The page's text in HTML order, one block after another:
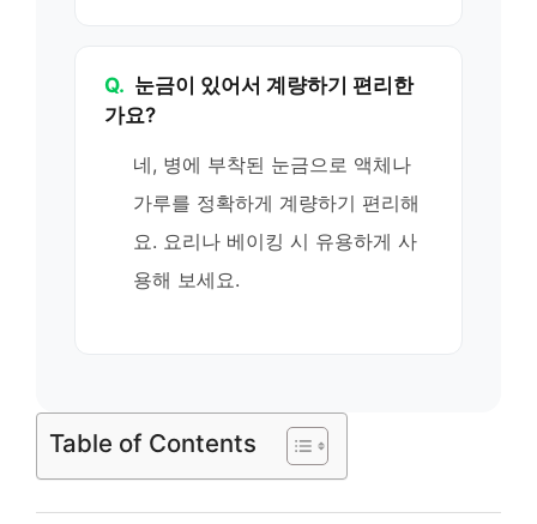
Q. 눈금이 있어서 계량하기 편리한
가요?
네, 병에 부착된 눈금으로 액체나
가루를 정확하게 계량하기 편리해
요. 요리나 베이킹 시 유용하게 사
용해 보세요.
Table of Contents